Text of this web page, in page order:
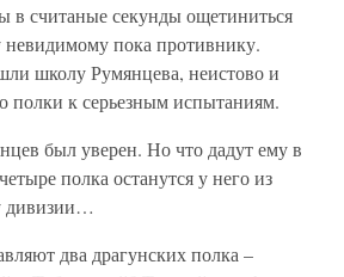
в считаные секунды ощетиниться
пока противнику.
школу Румянцева, неистово и
полки к серьезным испытаниям.
был уверен. Но что дадут ему в
полка останутся у него из
дивизии…
два драгунских полка –